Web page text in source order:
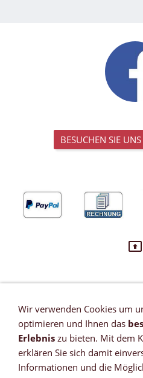
BESUCHEN SIE
VERTRAG
Newsletter
Referenzen
Zahlungsmöglichkeiten
Wir verwenden Cookies um
optimieren und Ihnen das
Erlebnis zu bieten. Mit dem
erklären Sie sich damit
Informationen und die